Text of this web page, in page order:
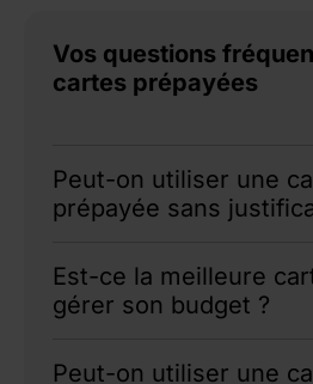
Vos questions
cartes prépayées
Peut-on utiliser une
prépayée sans
pièce d'identité.
Est-ce la meilleure
gérer son budget ?
Peut-on utiliser une